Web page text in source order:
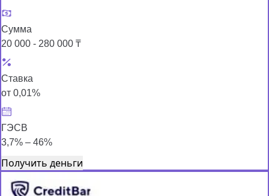
Сумма
20 000 - 280 000 ₸
Ставка
от 0,01%
ГЭСВ
3,7% – 46%
Получить деньги